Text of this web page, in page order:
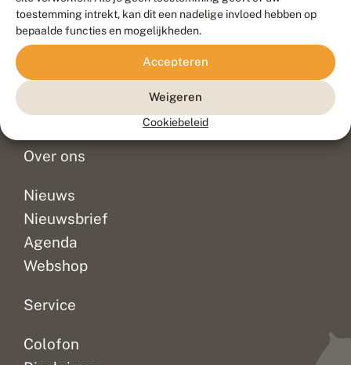
toestemming intrekt, kan dit een nadelige invloed hebben op
bepaalde functies en mogelijkheden.
Accepteren
Weigeren
Cookiebeleid
Contact
Veelgestelde vragen
Doneer
Over ons
Nieuws
Nieuwsbrief
Agenda
Webshop
Service
Colofon
Blue Field Agency
Privacy
Disclaimer
Sitemap